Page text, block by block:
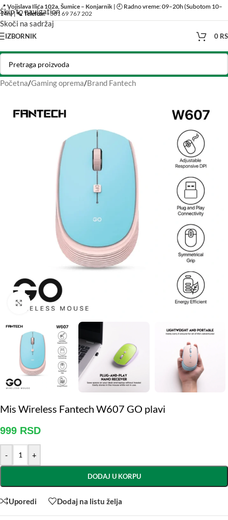
Skip to navigation
Skoči na sadržaj
📍 Vojislava Ilića 102a, Šumice – Konjarnik | 🕘 Radno vreme: 09–20h (Subotom 10–
14h) | 📞Telefon:+381 69 767 202
IZBORNIK 0
Početna/Gaming oprema/Brand Fantech
Click to enlarge
Mis Wireless Fantech W607 GO plavi
999 RSD
- +
DODAJ U KORPU
Uporedi Dodaj na listu želja